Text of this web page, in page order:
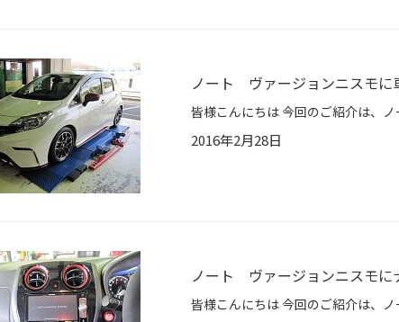
ノート ヴァージョンニスモに
2016年2月28日
ノート ヴァージョンニスモに